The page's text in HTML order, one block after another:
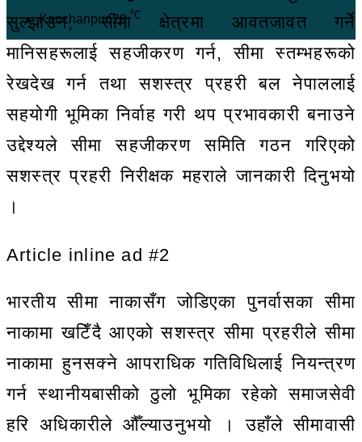
Kanchanpur 29℃
सुल्झाउन, सीमा क्षेत्रमा आवतजावत गर्ने
मानिसहरूलाई सहजीकरण गर्न, सीमा स्तम्भहरूको
रेखदेख गर्न तथा सशस्त्र प्रहरी बल नेपाललाई
सहयोगी भूमिका निर्वाह गरी थप प्रभावकारी बनाउने
उद्देश्यले सीमा सहजीकरण समिति गठन गरिएको
सशस्त्र प्रहरी निरीक्षक महराले जानकारी दिनुभयो
।
Article inline ad #2
भारतीय सीमा नाकासँग जोडिएका पुनर्वासका सीमा
नाकामा खटिँदै आएको सशस्त्र सीमा प्रहरीले सीमा
नाकामा हुनसक्ने आपराधिक गतिविधिलाई नियन्त्रण
गर्न स्थानीयबासीको ठुलो भूमिका रहेको समाजसेवी
हरि अधिकारीले औँल्याउनुभयो । उहाँले सीमावासी